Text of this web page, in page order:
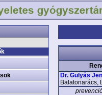
Dr. Gulyás
Balatonarács,